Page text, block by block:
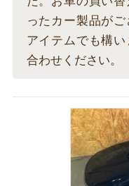
ったカー製品が
アイテムでも構
合わせください。